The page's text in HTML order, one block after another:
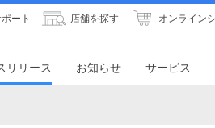
ート 店舗を探す オンライン
リリース お知らせ サービス